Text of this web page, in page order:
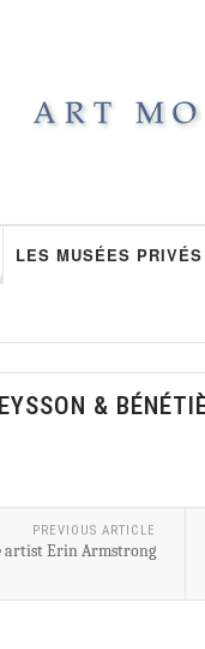
LES MUSÉES PRIVÉS
&
PREVIOUS ARTICLE
artist Erin Armstrong